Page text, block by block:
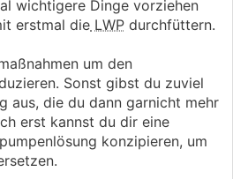
wichtigere Dinge vorziehen
erstmal die LWP durchfüttern.
um den
Sonst gibst du zuviel
aus, die du dann garnicht mehr
erst kannst du dir eine
konzipieren, um